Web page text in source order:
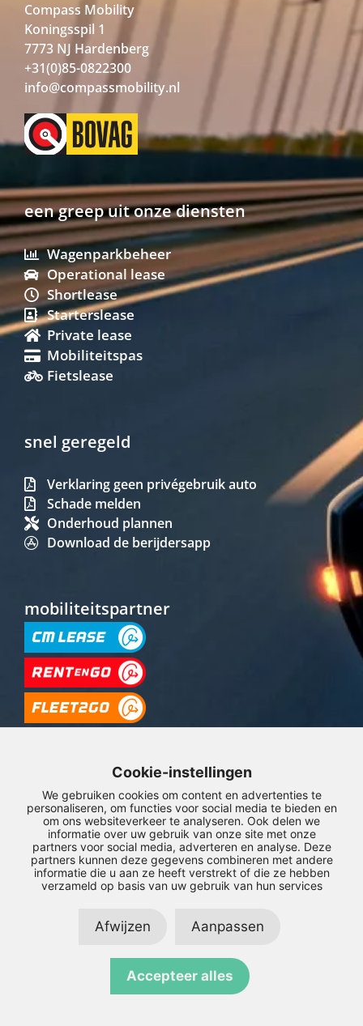
Compass Mobility
Koningsspil 1
7773 NJ Hardenberg
+31(0)85-0822300
info@compassmobility.nl
een greep uit onze diensten
Wagenparkbeheer
Operational lease
Shortlease
Starterslease
Private lease
Mobiliteitspas
Fietslease
snel geregeld
Verklaring geen privégebruik auto
Schade melden
Onderhoud plannen
Download de berijdersapp
mobiliteitspartner
© Copyright 2026 – Compass Mobility –Privacyverklaring– Disclaimer
LinkedIn
Realisatie door:
Cookie-instellingen
We gebruiken cookies om content en advertenties te
personaliseren, om functies voor social media te bieden en
om ons websiteverkeer te analyseren. Ook delen we
informatie over uw gebruik van onze site met onze
partners voor social media, adverteren en analyse. Deze
partners kunnen deze gegevens combineren met andere
informatie die u aan ze heeft verstrekt of die ze hebben
verzameld op basis van uw gebruik van hun services
Afwijzen Aanpassen
Accepteer alles